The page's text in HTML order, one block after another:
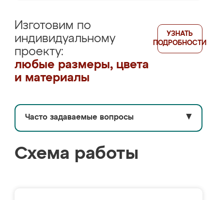
Изготовим по
индивидуальному
проекту:
любые размеры, цвета
и материалы
УЗНАТЬ
ПОДРОБНОСТИ
Часто задаваемые вопросы ▼
Схема работы